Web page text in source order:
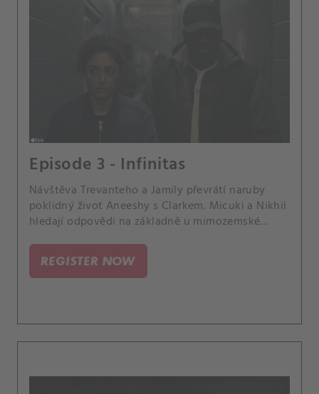
Episode 3 - Infinitas
Návštěva Trevanteho a Jamily převrátí naruby
poklidný život Aneeshy s Clarkem. Micuki a Nikhil
hledají odpovědi na základně u mimozemské
REGISTER NOW